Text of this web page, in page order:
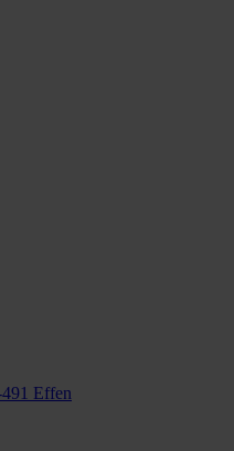
Effen